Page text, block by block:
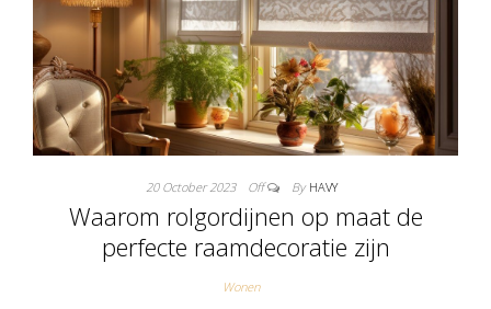
20 October 2023 Off By HAVY
Waarom rolgordijnen op maat de
perfecte raamdecoratie zijn
Wonen